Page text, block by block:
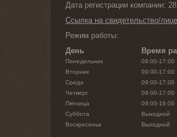
Дата регистрации компании:
Ссылка на свидетельство/
Режим работы:
День
Время
Понедельник
09:00-17:00
Вторник
09:00-17:00
Среда
09:00-17:00
Четверг
09:00-17:00
Пятница
09:00-16:00
Суббота
Выходной
Воскресенье
Выходной